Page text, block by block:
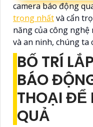
camera báo động
trọng nhấtvà cẩn
năng của công nghệ
và an ninh, chúng
BỐ TRÍ
BÁO
THOẠI ĐỂ
QUẢ